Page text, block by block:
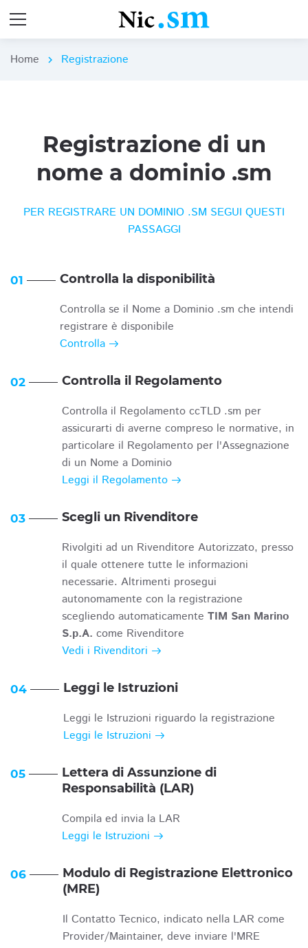
Home chevron_right Registrazione
Registrazione di un
nome a dominio .sm
PER REGISTRARE UN DOMINIO .SM SEGUI QUESTI
PASSAGGI
01 Controlla la disponibilità
Controlla se il Nome a Dominio .sm che intendi
registrare è disponibile
Controlla
02 Controlla il Regolamento
Controlla il Regolamento ccTLD .sm per
assicurarti di averne compreso le normative, in
particolare il Regolamento per l'Assegnazione
di un Nome a Dominio
Leggi il Regolamento
03 Scegli un Rivenditore
Rivolgiti ad un Rivenditore Autorizzato, presso
il quale ottenere tutte le informazioni
necessarie. Altrimenti prosegui
autonomamente con la registrazione
scegliendo automaticamente TIM San Marino
S.p.A. come Rivenditore
Vedi i Rivenditori
04 Leggi le Istruzioni
Leggi le Istruzioni riguardo la registrazione
Leggi le Istruzioni
05
Lettera di Assunzione di
Responsabilità (LAR)
Compila ed invia la LAR
Leggi le Istruzioni
06
Modulo di Registrazione Elettronico
(MRE)
Il Contatto Tecnico, indicato nella LAR come
Provider/Maintainer, deve inviare l'MRE